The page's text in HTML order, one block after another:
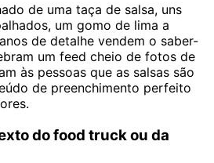
de uma taça de salsa, uns
um gomo de lima a
de detalhe vendem o saber-
um feed cheio de fotos de
às pessoas que as salsas são
de preenchimento perfeito
do food truck ou da